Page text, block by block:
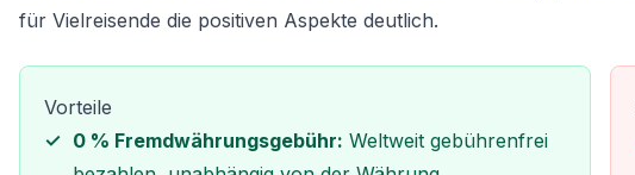
für Vielreisende die positiven Aspekte deutlich.
Vorteile
0 % Fremdwährungsgebühr: Weltweit gebührenfrei